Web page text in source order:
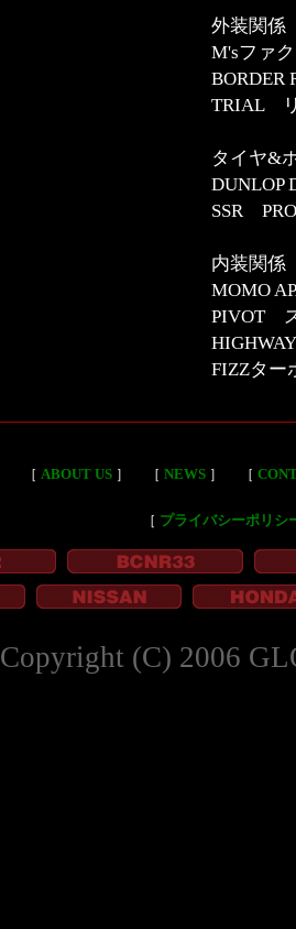
外装関係
M'sファ
TRIAL
タイヤ&
DUNLOP
SSR
内装関係
MOMO
PIVOT
FIZZター
［ ABOUT US］ ［ NEWS］ ［
［ プライバシーポリシ
Copyright (C) 2006